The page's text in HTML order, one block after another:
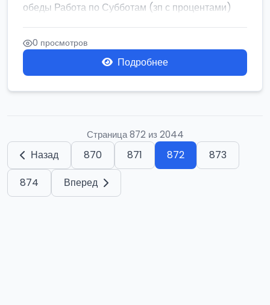
обеды Работа по Субботам (зп с процентами)
0 просмотров
Подробнее
Страница 872 из 2044
Назад 870 871 872
873
874
Вперед